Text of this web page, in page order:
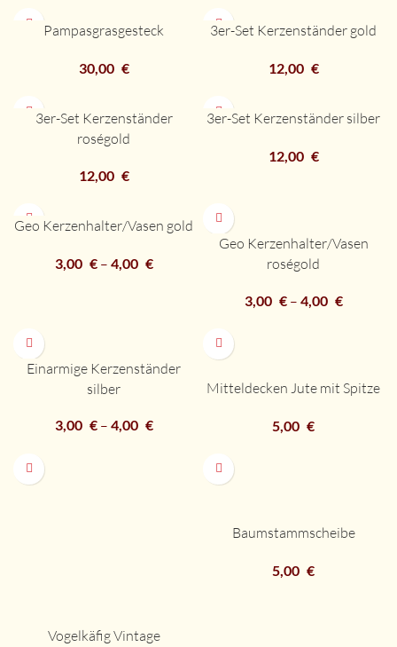
Pampasgrasgesteck
30,00 €
3er-Set Kerzenständer gold
12,00 €
3er-Set Kerzenständer
roségold
12,00 €
3er-Set Kerzenständer silber
12,00 €
Geo Kerzenhalter/Vasen gold
3,00 €– 4,00 €
Geo Kerzenhalter/Vasen
roségold
3,00 €– 4,00 €
Einarmige Kerzenständer
silber
3,00 €– 4,00 €
Mitteldecken Jute mit Spitze
5,00 €
Vogelkäfig Vintage
Baumstammscheibe
5,00 €